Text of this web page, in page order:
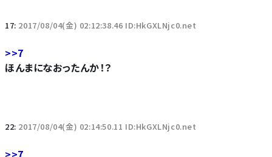
17: 2017/08/04(金) 02:12:38.46 ID:HkGXLNjc0.net
>>7
ほんまになおったんか！？
22: 2017/08/04(金) 02:14:50.11 ID:HkGXLNjc0.net
>>7